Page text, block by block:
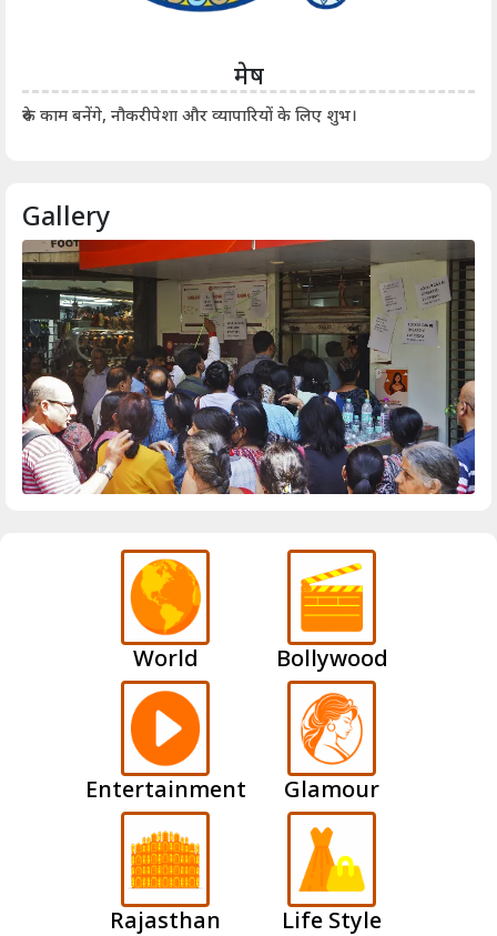
मेष
रुके काम बनेंगे, नौकरीपेशा और व्यापारियों के लिए शुभ।
Gallery
World Bollywood
Entertainment Glamour
Rajasthan Life Style